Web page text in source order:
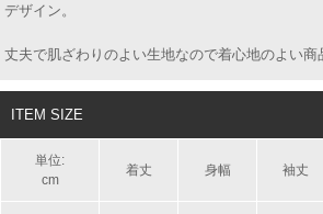
デザイン。
丈夫で肌ざわりのよい生地なので着心地のよい商
ITEM SIZE
単位:
cm
着丈 身幅 袖丈